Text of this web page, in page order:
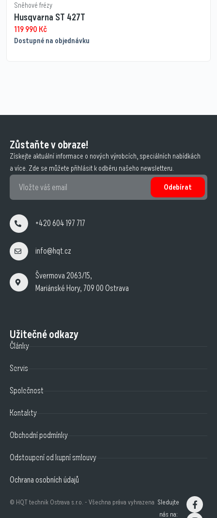
Sněhové frézy
Husqvarna ST 427T
119 990 Kč
Dostupné na objednávku
Zůstaňte v obraze!
Získejte aktuální informace o nových výrobcích, speciálních nabídkách
a více. Zde se můžete přihlásit k odběru našeho newsletteru.
Odebírat
+420 604 197 717
info@hqt.cz
Švermova 2063/15,
Mariánské Hory, 709 00 Ostrava
Užitečné odkazy
Články
Servis
Společnost
Kontakty
Obchodní podmínky
Odstoupení od kupní smlouvy
Ochrana osobních údajů
© HQT technik Ostrava s.r.o. - Všechna práva vyhrazena Sledujte
nás na: